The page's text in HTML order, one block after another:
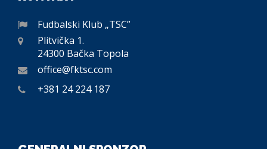
Fudbalski Klub „TSC”
Plitvička 1.
24300 Bačka Topola
office@fktsc.com
+381 24 224 187